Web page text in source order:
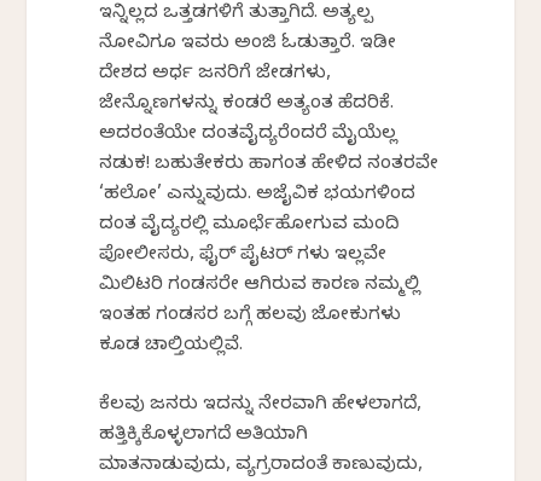
ಇನ್ನಿಲ್ಲದ ಒತ್ತಡಗಳಿಗೆ ತುತ್ತಾಗಿದೆ. ಅತ್ಯಲ್ಪ
ನೋವಿಗೂ ಇವರು ಅಂಜಿ ಓಡುತ್ತಾರೆ. ಇಡೀ
ದೇಶದ ಅರ್ಧ ಜನರಿಗೆ ಜೇಡಗಳು,
ಜೇನ್ನೊಣಗಳನ್ನು ಕಂಡರೆ ಅತ್ಯಂತ ಹೆದರಿಕೆ.
ಅದರಂತೆಯೇ ದಂತವೈದ್ಯರೆಂದರೆ ಮೈಯೆಲ್ಲ
ನಡುಕ! ಬಹುತೇಕರು ಹಾಗಂತ ಹೇಳಿದ ನಂತರವೇ
‘ಹಲೋ’ ಎನ್ನುವುದು. ಅಜೈವಿಕ ಭಯಗಳಿಂದ
ದಂತ ವೈದ್ಯರಲ್ಲಿ ಮೂರ್ಛೆಹೋಗುವ ಮಂದಿ
ಪೋಲೀಸರು, ಫೈರ್ ಪೈಟರ್ ಗಳು ಇಲ್ಲವೇ
ಮಿಲಿಟರಿ ಗಂಡಸರೇ ಆಗಿರುವ ಕಾರಣ ನಮ್ಮಲ್ಲಿ
ಇಂತಹ ಗಂಡಸರ ಬಗ್ಗೆ ಹಲವು ಜೋಕುಗಳು
ಕೂಡ ಚಾಲ್ತಿಯಲ್ಲಿವೆ.
ಕೆಲವು ಜನರು ಇದನ್ನು ನೇರವಾಗಿ ಹೇಳಲಾಗದೆ,
ಹತ್ತಿಕ್ಕಿಕೊಳ್ಳಲಾಗದೆ ಅತಿಯಾಗಿ
ಮಾತನಾಡುವುದು, ವ್ಯಗ್ರರಾದಂತೆ ಕಾಣುವುದು,